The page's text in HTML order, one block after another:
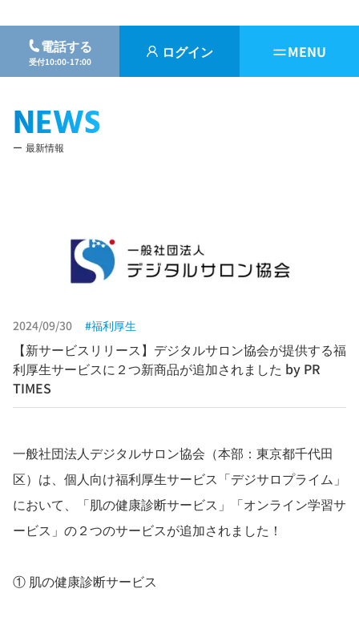
電話する
受付10:00-17:00 ログイン MENU
NEWS
最新情報
2024/09/30 福利厚生
【新サービスリリース】デジタルサロン協会が提供する福
利厚生サービスに２つ新商品が追加されました by PR
TIMES
一般社団法人デジタルサロン協会（本部：東京都千代田
区）は、個人向け福利厚生サービス「デジサロプライム」
において、「肌の健康診断サービス」「オンライン学習サ
ービス」の２つのサービスが追加されました！
① 肌の健康診断サービス